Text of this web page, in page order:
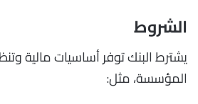
الشروط
يشترط البنك توفر أساسيات مالية
المؤسسة، مثل: